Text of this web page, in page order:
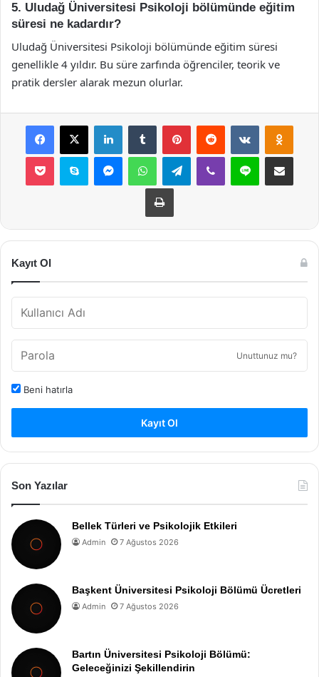
5. Uludağ Üniversitesi Psikoloji bölümünde eğitim
süresi ne kadardır?
Uludağ Üniversitesi Psikoloji bölümünde eğitim süresi
genellikle 4 yıldır. Bu süre zarfında öğrenciler, teorik ve
pratik dersler alarak mezun olurlar.
Facebook
X LinkedInTumblr PinterestReddit VKontakte
Pocket Skype MessengerWhatsAppTelegramViber Line E-Posta ile
Yazdır
Kayıt Ol
Unuttunuz mu?
Beni hatırla
Kayıt Ol
Son Yazılar
Bellek Türleri ve Psikolojik Etkileri
Admin 7 Ağustos 2026
Başkent Üniversitesi Psikoloji Bölümü Ücretleri
Admin 7 Ağustos 2026
Bartın Üniversitesi Psikoloji Bölümü:
Geleceğinizi Şekillendirin